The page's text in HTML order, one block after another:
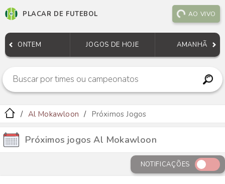
PLACAR DE FUTEBOL AO VIVO
ONTEM JOGOS DE HOJE AMANHÃ
Al Mokawloon Próximos Jogos
Próximos jogos Al Mokawloon
NOTIFICAÇÕES